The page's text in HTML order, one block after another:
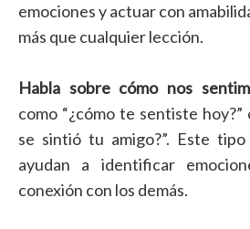
emociones y actuar con
más que cualquier lección.
Habla sobre cómo nos
como “¿cómo te sentiste hoy?”
se sintió tu amigo?”. Este
ayudan a identificar
conexión con los demás.